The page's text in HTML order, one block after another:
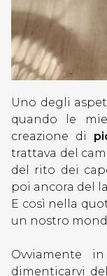
Uno degli
quando le
creazione di
trattava del
del rito dei
poi ancora del
E così nella
un nostro
Ovviamente
dimenticarvi